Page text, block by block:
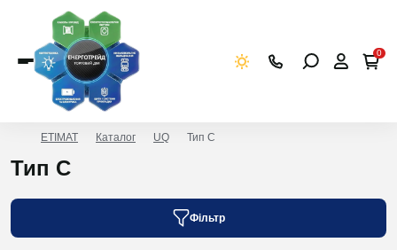
0
ETIMAT Каталог UQ Тип C
Тип C
Фільтр